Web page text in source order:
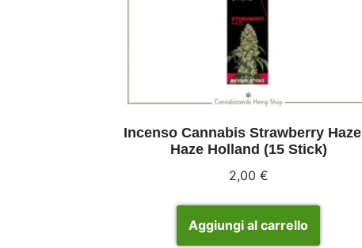
Incenso Cannabis Strawberry
Haze Holland (15 Stick)
2,00 €
Aggiungi al carrello